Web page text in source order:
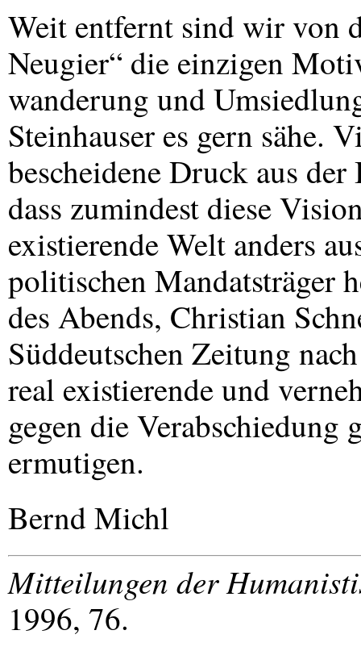
Weit entfernt sind wir von
Neugier“ die einzigen
wanderung und
Steinhauser es gern sähe.
bescheidene Druck aus
dass zumindest diese
existierende Welt anders
politischen Mandatsträger
des Abends, Christian
Süddeutschen Zeitung
real existierende und
gegen die Verabschiedung
ermutigen.
Bernd Michl
Mitteilungen der
1996, 76.